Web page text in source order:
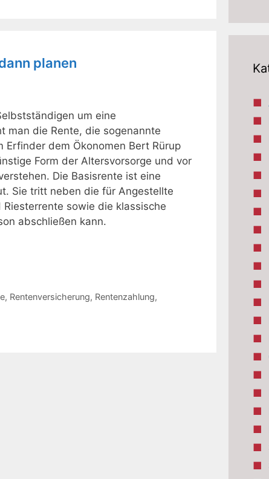
planen
um eine
man die Rente, die sogenannte
Erfinder dem Ökonomen Bert Rürup
Form der Altersvorsorge und vor
Die Basisrente ist eine
Sie tritt neben die für Angestellte
sowie die klassische
abschließen kann.
, Rentenversicherung, Rentenzahlung,